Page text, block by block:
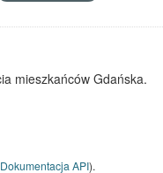
mieszkańców Gdańska.
Dokumentacja API).